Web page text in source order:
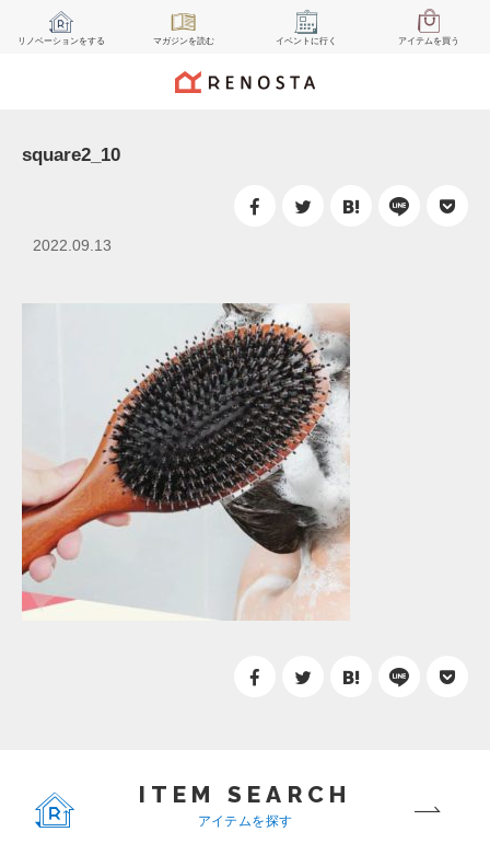
リノベーションをする マガジンを読む イベント に行く アイテムを買う
square2_10
2022.09.13
ITEM SEARCH
アイテムを探す